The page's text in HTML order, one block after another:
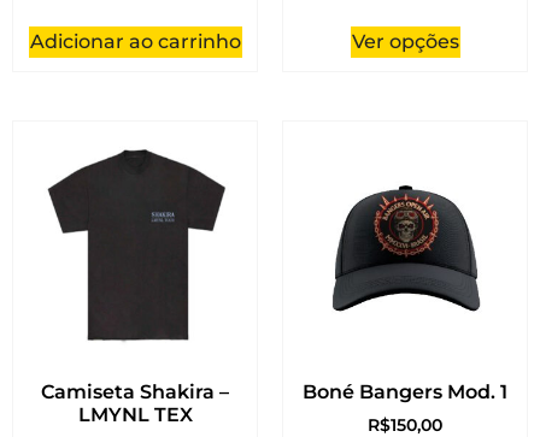
Adicionar ao carrinho Ver opções
Camiseta Shakira –
LMYNL TEX
Boné Bangers Mod. 1
R$150,00